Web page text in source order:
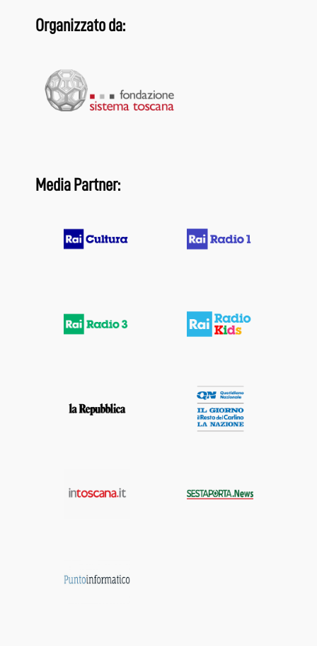
Organizzato da:
Media Partner: